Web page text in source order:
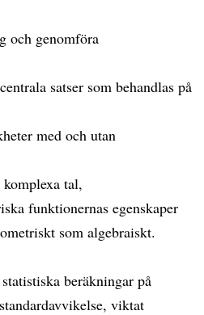
och genomföra
satser som behandlas på
med och utan
tal,
funktionernas egenskaper
som algebraiskt.
beräkningar på
viktat